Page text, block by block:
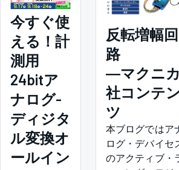
今すぐ使
える！計
測用
24bitア
ナログ-
ディジタ
ル変換オ
ールイン
反転増幅回
路
―マクニカ
社コンテン
ツ
本ブログではア
ログ・デバイセ
のアクティブ・